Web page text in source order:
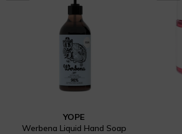
YOPE
Werbena Liquid Hand Soap